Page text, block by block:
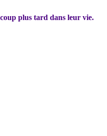
plus tard dans leur vie.